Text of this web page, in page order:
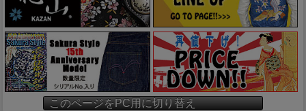
このページをPC用に切り替え